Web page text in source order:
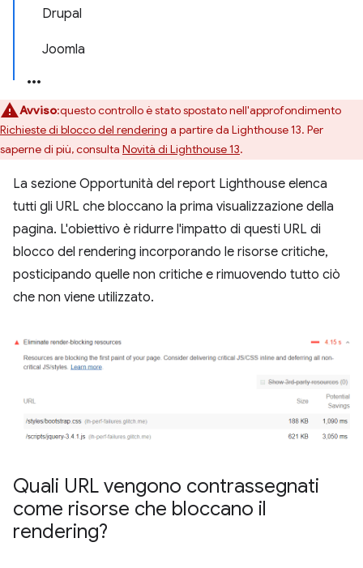
Drupal
Joomla
Avviso:questo controllo è stato spostato nell'approfondimento
Richieste di blocco del rendering a partire da Lighthouse 13. Per
saperne di più, consulta Novità di Lighthouse 13.
La sezione Opportunità del report Lighthouse elenca
tutti gli URL che bloccano la prima visualizzazione della
pagina. L'obiettivo è ridurre l'impatto di questi URL di
blocco del rendering incorporando le risorse critiche,
posticipando quelle non critiche e rimuovendo tutto ciò
che non viene utilizzato.
Quali URL vengono contrassegnati
come risorse che bloccano il
rendering?